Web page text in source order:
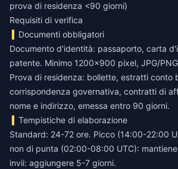
prova di residenza <90 giorni)
Requisiti di verifica
Documenti obbligatori
Documento d'identità: passaporto, carta
patente. Minimo 1200x900 pixel, JPG/
Prova di residenza: bollette, estratti conto
corrispondenza governativa, contratti di
nome e indirizzo, emessa entro 90 giorni.
Tempistiche di elaborazione
Standard: 24-72 ore. Picco (14:00-22:00
non di punta (02:00-08:00 UTC):
invii: aggiungere 5-7 giorni.